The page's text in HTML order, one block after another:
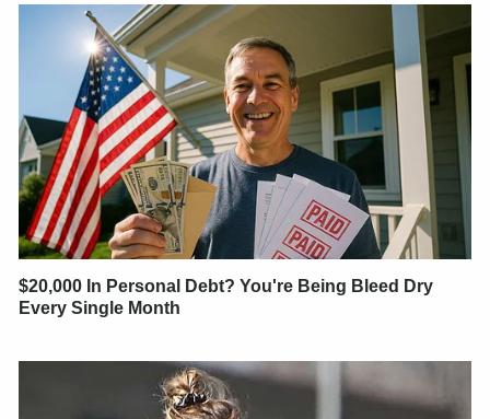
$20,000 In Personal Debt? You're Being Bleed Dry
Every Single Month